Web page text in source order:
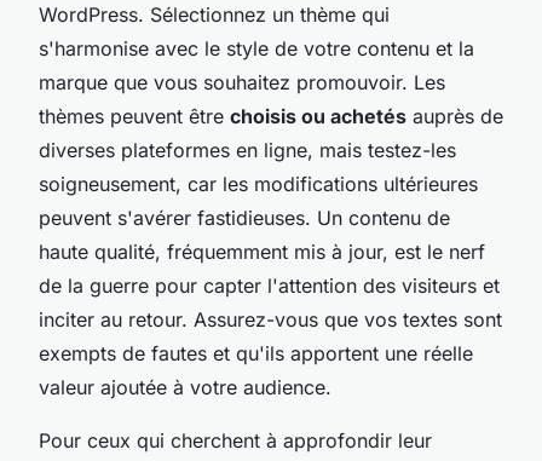
WordPress. Sélectionnez un thème qui
s'harmonise avec le style de votre contenu et la
marque que vous souhaitez promouvoir. Les
thèmes peuvent être choisis ou achetés auprès de
diverses plateformes en ligne, mais testez-les
soigneusement, car les modifications ultérieures
peuvent s'avérer fastidieuses. Un contenu de
haute qualité, fréquemment mis à jour, est le nerf
de la guerre pour capter l'attention des visiteurs et
inciter au retour. Assurez-vous que vos textes sont
exempts de fautes et qu'ils apportent une réelle
valeur ajoutée à votre audience.
Pour ceux qui cherchent à approfondir leur